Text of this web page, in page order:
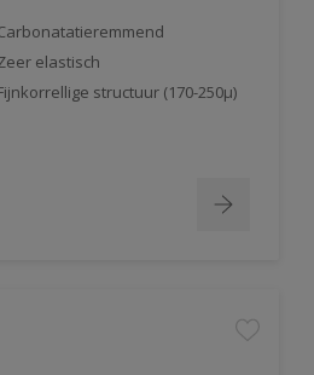
elastisch
structuur (170-250µ)